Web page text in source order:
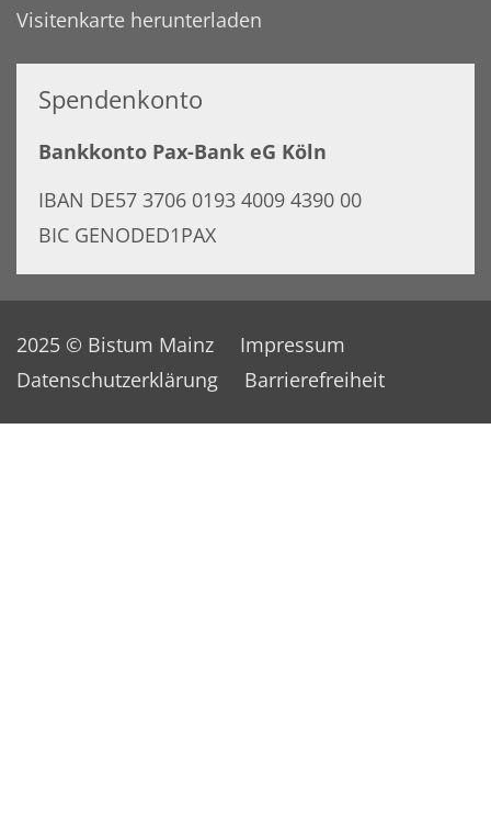
Visitenkarte herunterladen
Spendenkonto
Bankkonto Pax-Bank eG Köln
IBAN DE57 3706 0193 4009 4390 00
BIC GENODED1PAX
2025 © Bistum Mainz
Impressum
Datenschutzerklärung
Barrierefreiheit